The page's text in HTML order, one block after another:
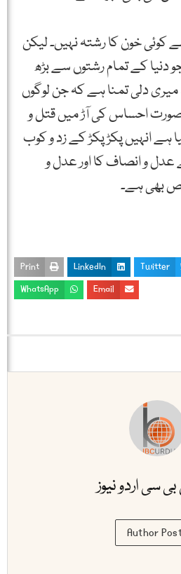
کوئی خون کا رشتہ نہیں۔ لیکن
دنیا کے تمام رشتوں سے بڑھ
دلی تمنا ہے کہ جن لوگوں
احساس کی آڑ میں قتل و
ہے انہیں پکڑ پکڑ کے زد و کوب
عدل و انصاف کا اور عدل و
بھی ہے۔
Twitter
LinkedIn
Print
Email
WhatsApp
سی اردو نیوز
Author